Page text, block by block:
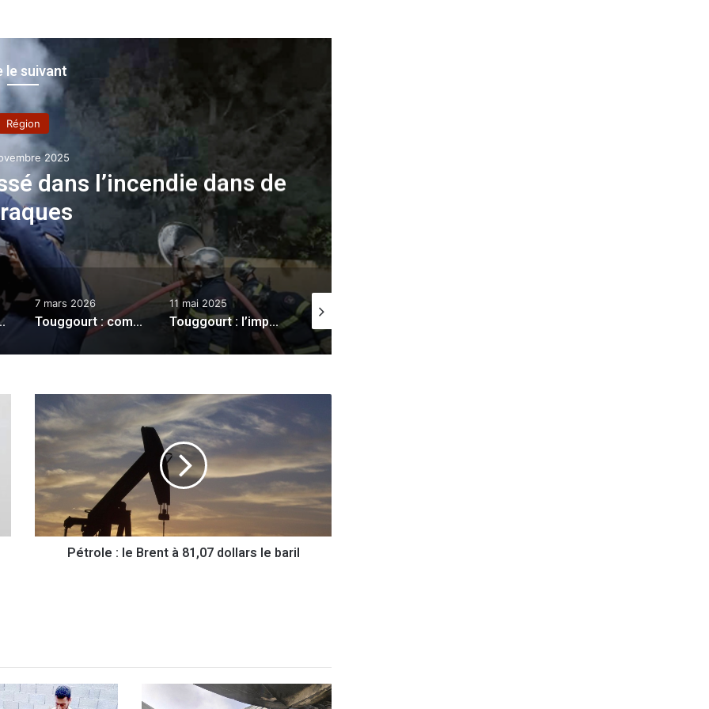
le suivant
Région
2024
de la 4ème promotion de
ingénieurs de la ville
rejoignent les bancs des
études
manifestations populaires du 7 mars 1962
11 mai 2025
Touggourt : l’importance du référent religieux de l’Algérie dans la consolidation de la paix et la sécurité au Sahel soulignée
16 décembre 2021
Le médiateur de la république , Brahim Merad, de Mostaganem
«L’administration ne doit pas être une source d’entraves, mais de facilitation et d’accompagnement de l’investisseur»
14 juin 2026
é
t
o
l
e
:
l
8
1
,
Pétrole : le Brent à 81,07 dollars le baril